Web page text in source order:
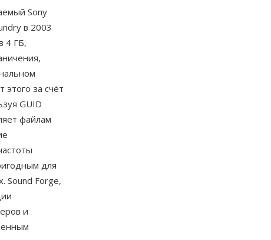
Sony
в 2003
4 ГБ,
этого за счёт
GUID
файлам
для
Sound Forge,
и